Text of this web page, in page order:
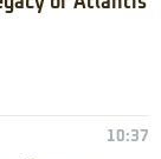
10:37